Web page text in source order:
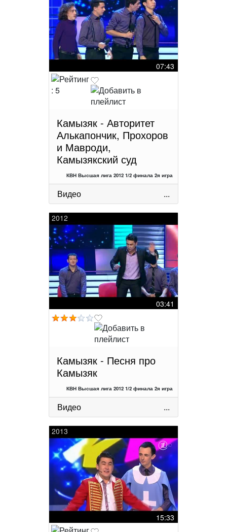
07:43
Камызяк - Авторитет
Алькапончик, Прохоров
и Мавроди,
Камызякский суд
КВН Высшая лига 2012 1/2 финала 2я игра
Видео ...
2012
03:41
Камызяк - Песня про
Камызяк
КВН Высшая лига 2012 1/2 финала 2я игра
Видео ...
2013
15:33